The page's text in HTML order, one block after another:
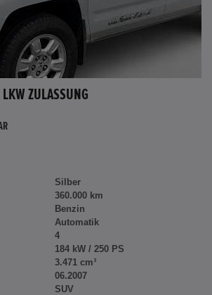
ZULASSUNG
Silber
360.000 km
Benzin
Automatik
4
184 kW / 250 PS
3.471 cm³
06.2007
SUV